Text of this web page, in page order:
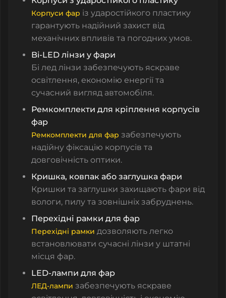
Корпуси фар із ударостійкого пластику
гарантують надійний захист від
механічних впливів та погодних умов.
Bi-LED лінзи у фари
Бі лед лінзи забезпечують яскраве
освітлення, економію енергії та
сучасний вигляд автомобіля.
Ремкомплекти для кріплення корпусів
фар
Ремкомплекти для фар забезпечують
надійну фіксацію корпусів та
довговічність оптики.
Кришка, ковпак або заглушка фари
Кришки та заглушки захищають фари від
вологи, пилу та зовнішніх забруднень.
Перехідні рамки для фар
Перехідні рамки дозволяють легко
встановлювати сучасні лінзи у штатні
місця фар.
LED-лампи для фар
ЛЕД-лампи забезпечують яскраве